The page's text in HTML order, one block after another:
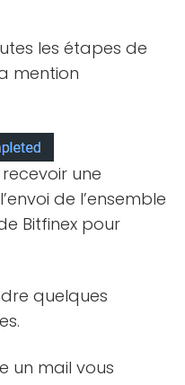
les étapes de
mention
une
de l’ensemble
Bitfinex pour
quelques
un mail vous